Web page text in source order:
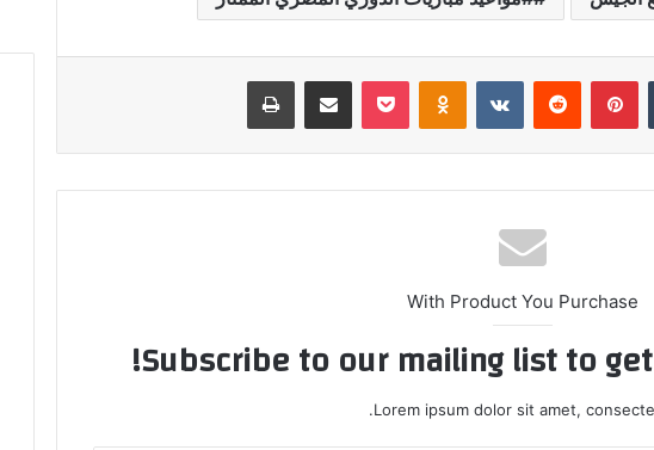
بينتيريست Odnoklassniki
بوكيت مشاركة عبر البريد طباعة
With Product You Purchase
Subscribe to our mailing list to
Lorem ipsum dolor sit amet,